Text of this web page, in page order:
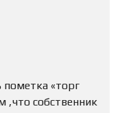
пометка «торг
,что собственник